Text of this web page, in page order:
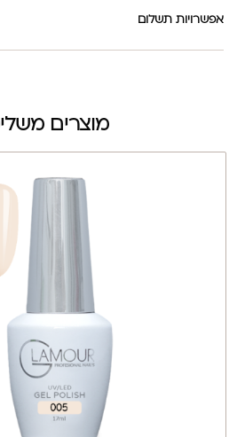
אפשרויות תשלום
מוצרים